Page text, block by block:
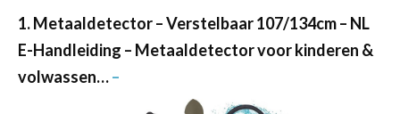
1. Metaaldetector – Verstelbaar 107/134cm – NL
E-Handleiding – Metaaldetector voor kinderen &
volwassen…–